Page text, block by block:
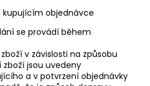
kupujícím objednávce
se provádí během
v závislosti na způsobu
jsou uvedeny
a v potvrzení objednávky